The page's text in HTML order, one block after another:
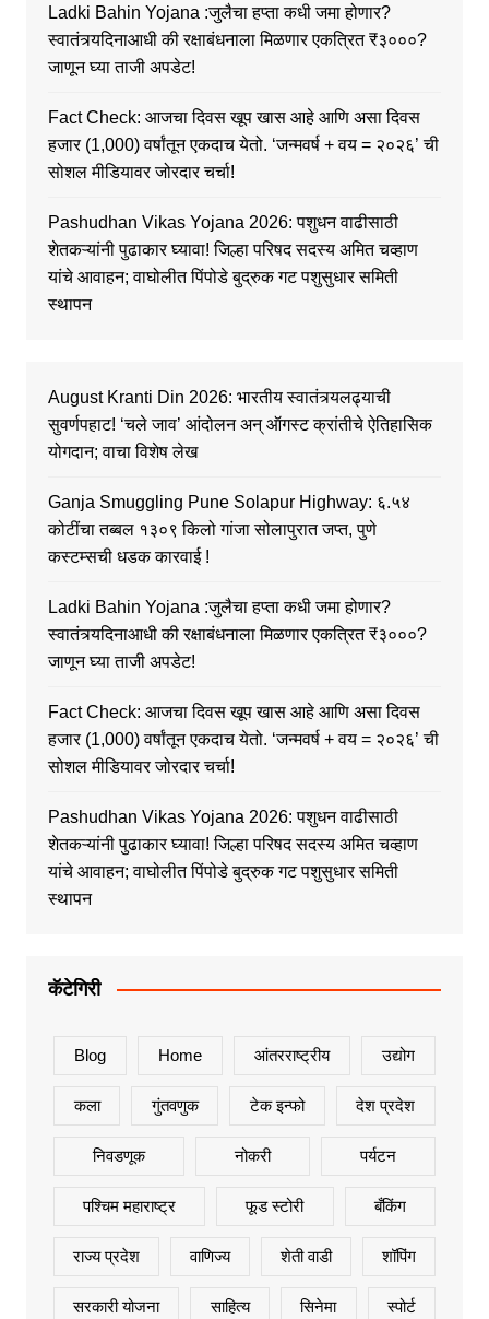
Ladki Bahin Yojana :जुलैचा हप्ता कधी जमा होणार?
स्वातंत्र्यदिनाआधी की रक्षाबंधनाला मिळणार एकत्रित ₹३०००?
जाणून घ्या ताजी अपडेट!
Fact Check: आजचा दिवस खूप खास आहे आणि असा दिवस
हजार (1,000) वर्षांतून एकदाच येतो. ‘जन्मवर्ष + वय = २०२६’ ची
सोशल मीडियावर जोरदार चर्चा!
Pashudhan Vikas Yojana 2026: पशुधन वाढीसाठी
शेतकऱ्यांनी पुढाकार घ्यावा! जिल्हा परिषद सदस्य अमित चव्हाण
यांचे आवाहन; वाघोलीत पिंपोडे बुद्रुक गट पशुसुधार समिती
स्थापन
August Kranti Din 2026: भारतीय स्वातंत्र्यलढ्याची
सुवर्णपहाट! ‘चले जाव’ आंदोलन अन् ऑगस्ट क्रांतीचे ऐतिहासिक
योगदान; वाचा विशेष लेख
Ganja Smuggling Pune Solapur Highway: ६.५४
कोटींचा तब्बल १३०९ किलो गांजा सोलापुरात जप्त, पुणे
कस्टम्सची धडक कारवाई !
Ladki Bahin Yojana :जुलैचा हप्ता कधी जमा होणार?
स्वातंत्र्यदिनाआधी की रक्षाबंधनाला मिळणार एकत्रित ₹३०००?
जाणून घ्या ताजी अपडेट!
Fact Check: आजचा दिवस खूप खास आहे आणि असा दिवस
हजार (1,000) वर्षांतून एकदाच येतो. ‘जन्मवर्ष + वय = २०२६’ ची
सोशल मीडियावर जोरदार चर्चा!
Pashudhan Vikas Yojana 2026: पशुधन वाढीसाठी
शेतकऱ्यांनी पुढाकार घ्यावा! जिल्हा परिषद सदस्य अमित चव्हाण
यांचे आवाहन; वाघोलीत पिंपोडे बुद्रुक गट पशुसुधार समिती
स्थापन
कॅटेगिरी
Blog Home आंतरराष्ट्रीय उद्योग
कला गुंतवणुक टेक इन्फो देश प्रदेश
निवडणूक नोकरी पर्यटन
पश्चिम महाराष्ट्र फूड स्टोरी बँकिंग
राज्य प्रदेश वाणिज्य शेती वाडी शॉपिंग
सरकारी योजना साहित्य सिनेमा स्पोर्ट